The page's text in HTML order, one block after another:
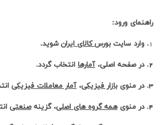
راهنمای ورود:
1. وارد سایت بورس کالای ایرانشوید.
2. در صفحه اصلی، آمارها انتخاب گردد.
3. در منوی بازار فیزیکی،آمار معاملات فیزیکی
4. در منوی همه گروه های اصلی، گزینهصنعتی